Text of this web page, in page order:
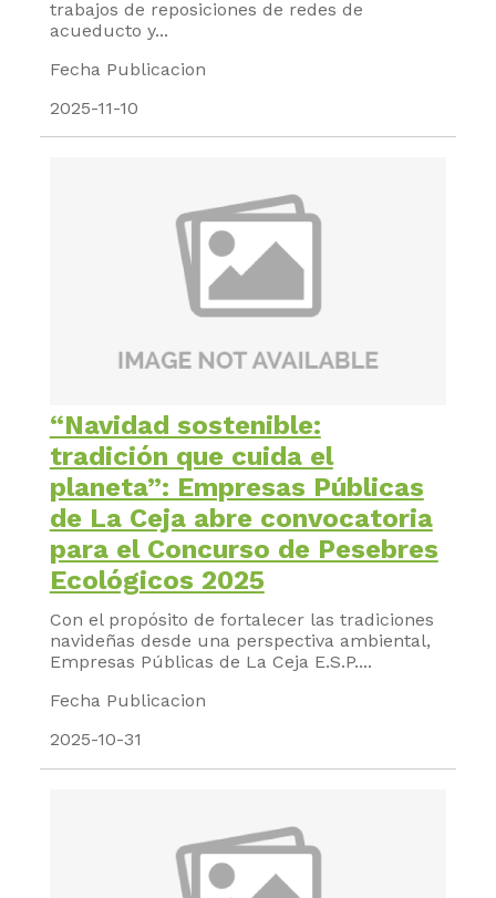
trabajos de reposiciones de redes de
acueducto y...
Fecha Publicacion
2025-11-10
“Navidad sostenible:
tradición que cuida el
planeta”: Empresas Públicas
de La Ceja abre convocatoria
para el Concurso de Pesebres
Ecológicos 2025
Con el propósito de fortalecer las tradiciones
navideñas desde una perspectiva ambiental,
Empresas Públicas de La Ceja E.S.P....
Fecha Publicacion
2025-10-31